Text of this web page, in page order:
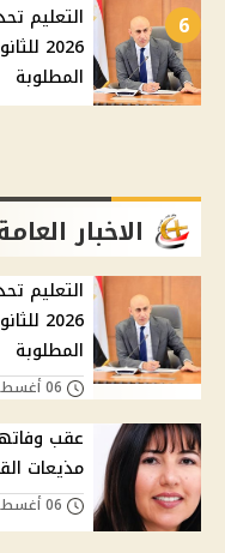
6
التعليم
2026
المطلوبة
الاخبار
التعليم
2026
المطلوبة
عقب
مذيعات